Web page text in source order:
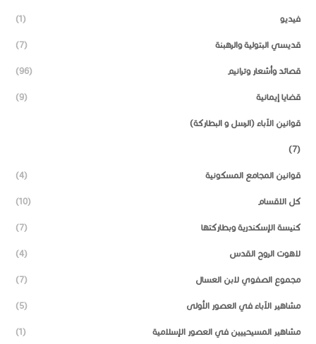
فيديو (1)
قديسي البتولية والرهبنة (7)
قصائد وأشعار وترانيم (96)
قضايا إيمانية (9)
قوانين الآباء (الرسل و البطاركة)
(7)
قوانين المجامع المسكونية (4)
كل الاقسام (10)
كنيسة الإسكندرية وبطاركتها (7)
لاهوت الروح القدس (4)
مجموع الصفوي لابن العسال (7)
مشاهير الآباء في العصور الأولى (5)
مشاهير المسيحييين في العصور الإسلامية (1)